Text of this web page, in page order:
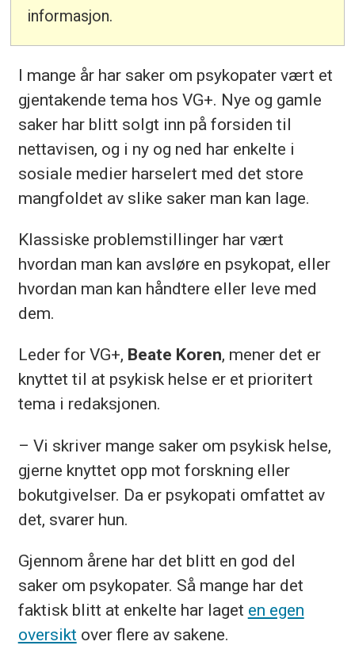
informasjon.
I mange år har saker om psykopater vært et
gjentakende tema hos VG+. Nye og gamle
saker har blitt solgt inn på forsiden til
nettavisen, og i ny og ned har enkelte i
sosiale medier harselert med det store
mangfoldet av slike saker man kan lage.
Klassiske problemstillinger har vært
hvordan man kan avsløre en psykopat, eller
hvordan man kan håndtere eller leve med
dem.
Leder for VG+, Beate Koren, mener det er
knyttet til at psykisk helse er et prioritert
tema i redaksjonen.
– Vi skriver mange saker om psykisk helse,
gjerne knyttet opp mot forskning eller
bokutgivelser. Da er psykopati omfattet av
det, svarer hun.
Gjennom årene har det blitt en god del
saker om psykopater. Så mange har det
faktisk blitt at enkelte har laget en egen
oversikt over flere av sakene.